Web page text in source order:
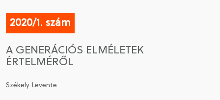
2020/1. szám
A GENERÁCIÓS ELMÉLETEK
ÉRTELMÉRŐL
Székely Levente